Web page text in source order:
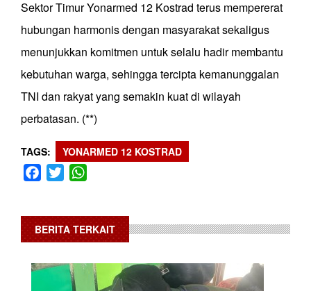
Sektor Timur Yonarmed 12 Kostrad terus mempererat
hubungan harmonis dengan masyarakat sekaligus
menunjukkan komitmen untuk selalu hadir membantu
kebutuhan warga, sehingga tercipta kemanunggalan
TNI dan rakyat yang semakin kuat di wilayah
perbatasan. (**)
TAGS YONARMED 12 KOSTRAD
Facebook
Twitter
BERITA TERKAIT